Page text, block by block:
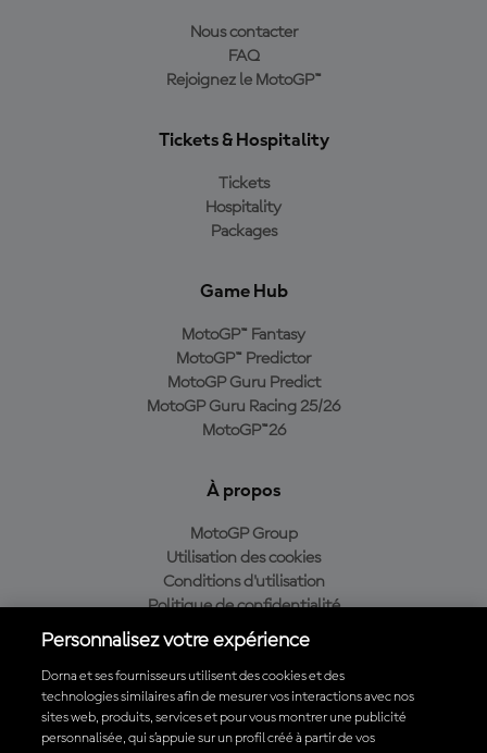
Nous contacter
FAQ
Rejoignez le MotoGP™
Tickets & Hospitality
Tickets
Hospitality
Packages
Game Hub
MotoGP™ Fantasy
MotoGP™ Predictor
MotoGP Guru Predict
MotoGP Guru Racing 25/26
MotoGP™26
À propos
MotoGP Group
Utilisation des cookies
Conditions d'utilisation
Politique de confidentialité
Politique d’achat
Télécharger l'appli officielle du MotoGP™
Personnalisez votre expérience
Dorna et ses fournisseurs utilisent des cookies et des
technologies similaires afin de mesurer vos interactions avec nos
sites web, produits, services et pour vous montrer une publicité
personnalisée, qui s’appuie sur un profil créé à partir de vos